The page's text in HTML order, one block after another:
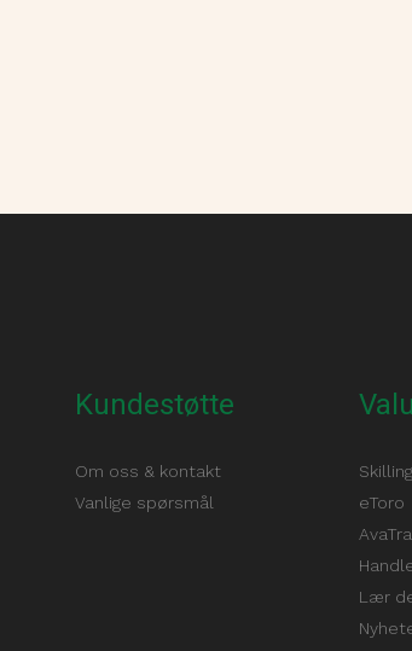
Kundestøtte
Om oss & kontakt
Vanlige spørsmål
Skilling
eToro
Lær